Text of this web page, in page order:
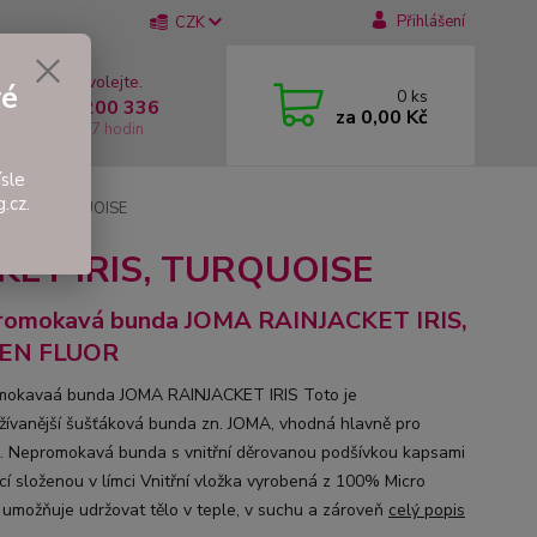
CZK Přihlášení
si rady? Zavolejte.
737 200 336
Pátek: 8 - 17 hodin
0 ks
za 0,00 Kč
TURQUOISE
IRIS, TURQUOISE
bunda JOMA RAINJACKET IRIS,
FLUOR
bunda JOMA RAINJACKET IRIS Toto je
šušťáková bunda zn. JOMA, vhodná hlavně pro
Nepromokavá bunda s vnitřní děrovanou podšívkou kapsami
složenou v límci Vnitřní vložka vyrobená z 100% Micro
udržovat tělo v teple, v suchu a zároveň celý popis